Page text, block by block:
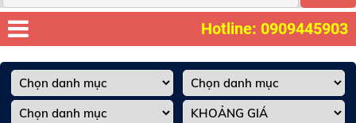
Hotline: 0909445903